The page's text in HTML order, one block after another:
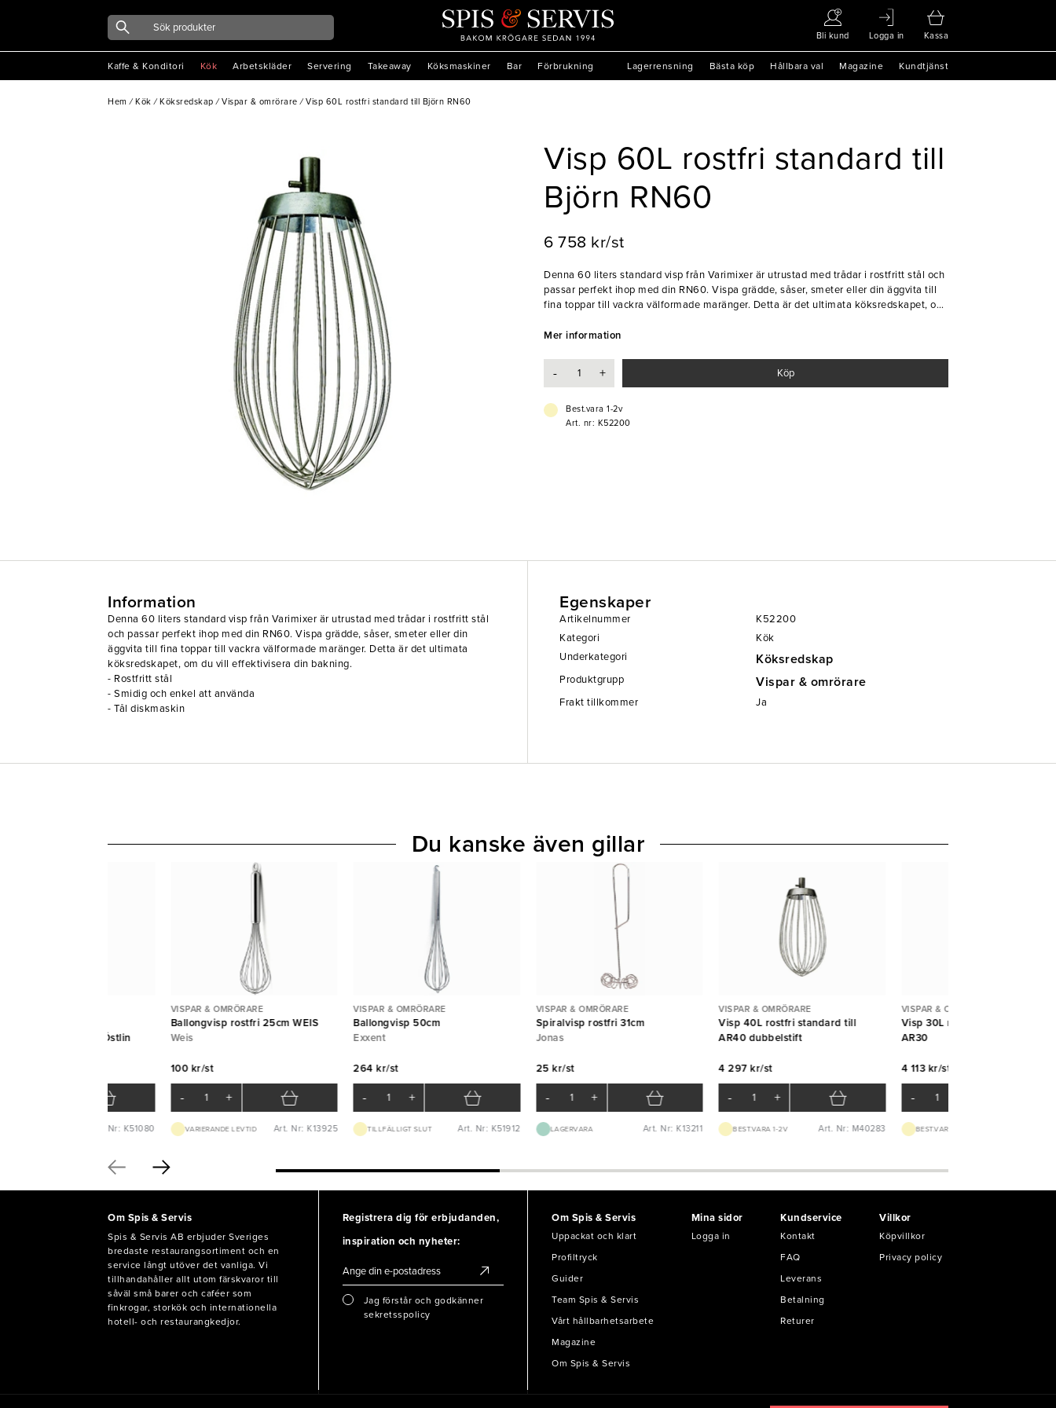
Bli kund Logga in Kassa
Kaffe & Konditori Kök Arbetskläder Servering Takeaway Köksmaskiner Bar Förbrukning Lagerrensning Bästa köp Hållbara val Magazine Kundtjänst
Hem / Kök / Köksredskap / Vispar & omrörare / Visp 60L rostfri standard till Björn RN60
Visp 60L rostfri standard till
Björn RN60
6 758 kr/st
Denna 60 liters standard visp från Varimixer är utrustad med trådar i rostfritt stål och
passar perfekt ihop med din RN60. Vispa grädde, såser, smeter eller din äggvita till
fina toppar till vackra välformade maränger. Detta är det ultimata köksredskapet, om
- Rostfritt stål
Mer information
- + Köp
Best.vara 1-2v
Art. nr: K52200
Information
Denna 60 liters standard visp från Varimixer är utrustad med trådar i rostfritt stål
och passar perfekt ihop med din RN60. Vispa grädde, såser, smeter eller din
äggvita till fina toppar till vackra välformade maränger. Detta är det ultimata
köksredskapet, om du vill effektivisera din bakning.
- Rostfritt stål
- Smidig och enkel att använda
- Tål diskmaskin
Egenskaper
Artikelnummer
K52200
Kategori
Kök
Underkategori
Köksredskap
Produktgrupp Vispar & omrörare
Frakt tillkommer Ja
rostfritt skaft 80cm Östlin
Art. Nr: K51080
VISPAR & OMRÖRARE
Ballongvisp rostfri 25cm WEIS
Weis
100 kr/st
- +
VARIERANDE LEVTID Art. Nr: K13925
VISPAR & OMRÖRARE
Ballongvisp 50cm
Exxent
264 kr/st
- +
TILLFÄLLIGT SLUT Art. Nr: K51912
VISPAR & OMRÖRARE
Spiralvisp rostfri 31cm
Jonas
25 kr/st
- +
LAGERVARA Art. Nr: K13211
VISPAR & OMRÖRARE
Visp 40L rostfri standard till
AR40 dubbelstift
4 297 kr/st
- +
BEST.VARA 1-2V Art. Nr: M40283
VISPAR & OMRÖRARE
Visp 30L rostfri standard till
AR30
4 113 kr/st
-
BEST.VARA 1-2V
Du kanske även gillar
Om Spis & Servis
Spis & Servis AB erbjuder Sveriges
bredaste restaurangsortiment och en
service långt utöver det vanliga. Vi
tillhandahåller allt utom färskvaror till
såväl små barer och caféer som
finkrogar, storkök och internationella
hotell- och restaurangkedjor.
Registrera dig för erbjudanden,
inspiration och nyheter:
Jag förstår och godkänner
sekretsspolicy
Om Spis & Servis
Uppackat och klart
Profiltryck
Guider
Team Spis & Servis
Vårt hållbarhetsarbete
Magazine
Om Spis & Servis
Mina sidor
Logga in
Kundservice
Kontakt
FAQ
Leverans
Betalning
Returer
Villkor
Köpvillkor
Privacy policy